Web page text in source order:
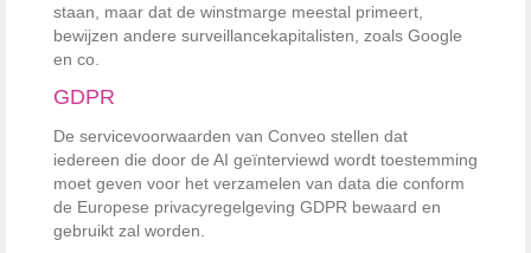
staan, maar dat de winstmarge meestal primeert,
bewijzen andere surveillancekapitalisten, zoals Google
en co.
GDPR
De servicevoorwaarden van Conveo stellen dat
iedereen die door de AI geïnterviewd wordt toestemming
moet geven voor het verzamelen van data die conform
de Europese privacyregelgeving GDPR bewaard en
gebruikt zal worden.